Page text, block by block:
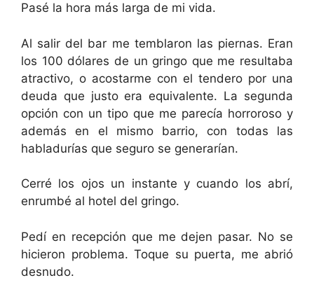
Pasé la hora más larga de mi vida.
Al salir del bar me temblaron las piernas. Eran
los 100 dólares de un gringo que me resultaba
atractivo, o acostarme con el tendero por una
deuda que justo era equivalente. La segunda
opción con un tipo que me parecía horroroso y
además en el mismo barrio, con todas las
habladurías que seguro se generarían.
Cerré los ojos un instante y cuando los abrí,
enrumbé al hotel del gringo.
Pedí en recepción que me dejen pasar. No se
hicieron problema. Toque su puerta, me abrió
desnudo.